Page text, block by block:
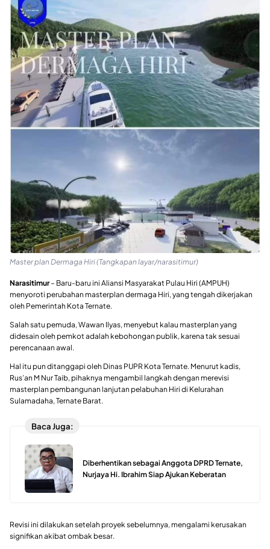
Master plan Dermaga Hiri (Tangkapan layar/narasitimur)
Narasitimur– Baru-baru ini Aliansi Masyarakat Pulau Hiri (AMPUH)
menyoroti perubahan masterplan dermaga Hiri, yang tengah dikerjakan
oleh Pemerintah Kota Ternate.
Salah satu pemuda, Wawan Ilyas, menyebut kalau masterplan yang
didesain oleh pemkot adalah kebohongan publik, karena tak sesuai
perencanaan awal.
Hal itu pun ditanggapi oleh Dinas PUPR Kota Ternate. Menurut kadis,
Rus’an M Nur Taib, pihaknya mengambil langkah dengan merevisi
masterplan pembangunan lanjutan pelabuhan Hiri di Kelurahan
Sulamadaha, Ternate Barat.
Baca Juga:
Diberhentikan sebagai Anggota DPRD Ternate,
Nurjaya Hi. Ibrahim Siap Ajukan Keberatan
Revisi ini dilakukan setelah proyek sebelumnya, mengalami kerusakan
signifikan akibat ombak besar.